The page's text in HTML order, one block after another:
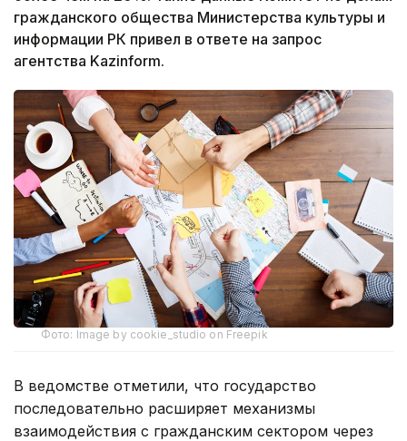
гражданского общества Министерства культуры и
информации РК привел в ответе на запрос
агентства Kazinform.
Фото: Image by cookie_studio on Freepik
В ведомстве отметили, что государство
последовательно расширяет механизмы
взаимодействия с гражданским сектором через